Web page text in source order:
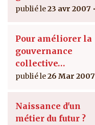
23 avr 2007
Pour améliorer la
gouvernance
collective…
26 Mar 2007
Naissance d'un
métier du futur ?